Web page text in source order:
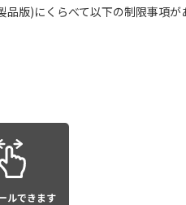
)にくらべて以下の制限事項が
ルできます